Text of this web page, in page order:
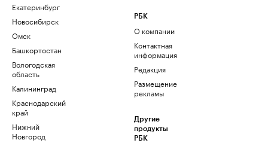
Екатеринбург
Новосибирск
Омск
Башкортостан
Вологодская
область
Калининград
Краснодарский
край
Нижний
Новгород
РБК
О компании
Контактная
информация
Редакция
Размещение
рекламы
Другие
продукты
РБК